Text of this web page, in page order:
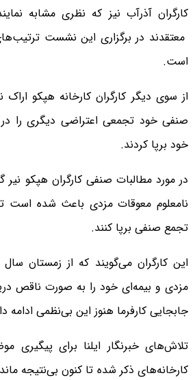
کارگران آذرآب نیز که نظری مشابه
معتقدند در برگزاری این نشست
است.
از سوی دیگر کارگران کارخانه هپکو اراک
صنفی خود تجمعی اعتراضی دیگری را
خود برپا کردند.
در مورد مطالبات صنفی کارگران هپکو
نامعلوم معوقات مزدی باعث شده است
تجمع صنفی برپا کنند.
این کارگران می‌گویند که از زمستان
مزدی و بیمه‌ای خود را به صورت ناقص
جابجایی کارفرما هنوز این بی‌نظمی ادامه
تلاش‌های خبرنگار ایلنا برای پیگیری
کارخانه‌های ذکر شده تا کنون بی‌نتیجه